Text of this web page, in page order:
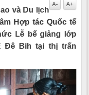
A+
A-
và Du lịch
Hợp tác Quốc tế
Lễ bế giảng lớp
Đê Bih tại thị trấn